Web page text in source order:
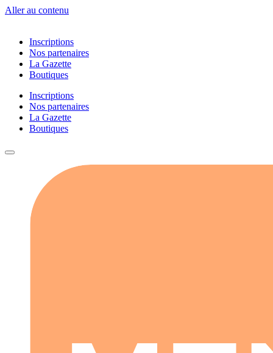
Aller au contenu
Inscriptions
Nos partenaires
La Gazette
Boutiques
Inscriptions
Nos partenaires
La Gazette
Boutiques